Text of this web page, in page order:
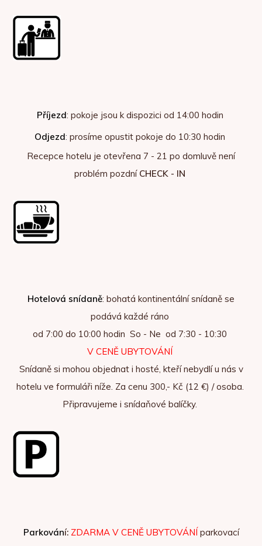
Příjezd: pokoje jsou k dispozici od 14:00 hodin
Odjezd: prosíme opustit pokoje do 10:30 hodin
Recepce hotelu je otevřena 7 - 21 po domluvě není
problém pozdní CHECK - IN
Hotelová snídaně: bohatá kontinentální snídaně se
podává každé ráno
od 7:00 do 10:00 hodin So - Ne od 7:30 - 10:30
V CENĚ UBYTOVÁNÍ
Snídaně si mohou objednat i hosté, kteří nebydlí u nás v
hotelu ve formuláři níže. Za cenu 300,- Kč (12 €) / osoba.
Připravujeme i snídaňové balíčky.
Parkování: ZDARMA V CENĚ UBYTOVÁNÍparkovací